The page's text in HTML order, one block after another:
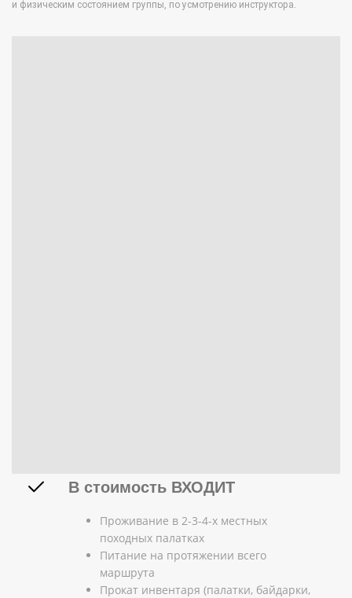
и физическим состоянием группы, по усмотрению инструктора.
В стоимость ВХОДИТ
Проживание в 2-3-4-х местных
походных палатках
Питание на протяжении всего
маршрута
Прокат инвентаря (палатки, байдарки,